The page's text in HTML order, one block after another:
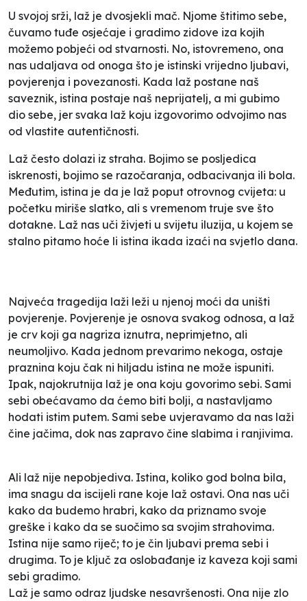
U svojoj srži, laž je dvosjekli mač. Njome štitimo sebe,
čuvamo tuđe osjećaje i gradimo zidove iza kojih
možemo pobjeći od stvarnosti. No, istovremeno, ona
nas udaljava od onoga što je istinski vrijedno ljubavi,
povjerenja i povezanosti. Kada laž postane naš
saveznik, istina postaje naš neprijatelj, a mi gubimo
dio sebe, jer svaka laž koju izgovorimo odvojimo nas
od vlastite autentičnosti.
Laž često dolazi iz straha. Bojimo se posljedica
iskrenosti, bojimo se razočaranja, odbacivanja ili bola.
Međutim, istina je da je laž poput otrovnog cvijeta: u
početku miriše slatko, ali s vremenom truje sve što
dotakne. Laž nas uči živjeti u svijetu iluzija, u kojem se
stalno pitamo hoće li istina ikada izaći na svjetlo dana.
Najveća tragedija laži leži u njenoj moći da uništi
povjerenje. Povjerenje je osnova svakog odnosa, a laž
je crv koji ga nagriza iznutra, neprimjetno, ali
neumoljivo. Kada jednom prevarimo nekoga, ostaje
praznina koju čak ni hiljadu istina ne može ispuniti.
Ipak, najokrutnija laž je ona koju govorimo sebi. Sami
sebi obećavamo da ćemo biti bolji, a nastavljamo
hodati istim putem. Sami sebe uvjeravamo da nas laži
čine jačima, dok nas zapravo čine slabima i ranjivima.
Ali laž nije nepobjediva. Istina, koliko god bolna bila,
ima snagu da iscijeli rane koje laž ostavi. Ona nas uči
kako da budemo hrabri, kako da priznamo svoje
greške i kako da se suočimo sa svojim strahovima.
Istina nije samo riječ; to je čin ljubavi prema sebi i
drugima. To je ključ za oslobađanje iz kaveza koji sami
sebi gradimo.
Laž je samo odraz ljudske nesavršenosti. Ona nije zlo